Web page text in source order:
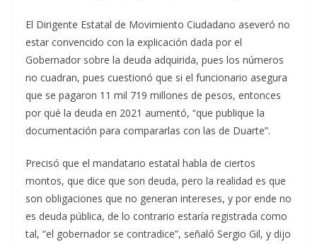
El Dirigente Estatal de Movimiento Ciudadano aseveró no
estar convencido con la explicación dada por el
Gobernador sobre la deuda adquirida, pues los números
no cuadran, pues cuestionó que si el funcionario asegura
que se pagaron 11 mil 719 millones de pesos, entonces
por qué la deuda en 2021 aumentó, “que publique la
documentación para compararlas con las de Duarte”.
Precisó que el mandatario estatal habla de ciertos
montos, que dice que son deuda, pero la realidad es que
son obligaciones que no generan intereses, y por ende no
es deuda pública, de lo contrario estaría registrada como
tal, “el gobernador se contradice”, señaló Sergio Gil, y dijo